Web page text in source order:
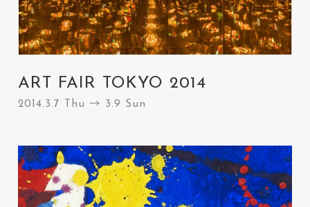
ART FAIR TOKYO 2014
2014.3.7 Thu → 3.9 Sun